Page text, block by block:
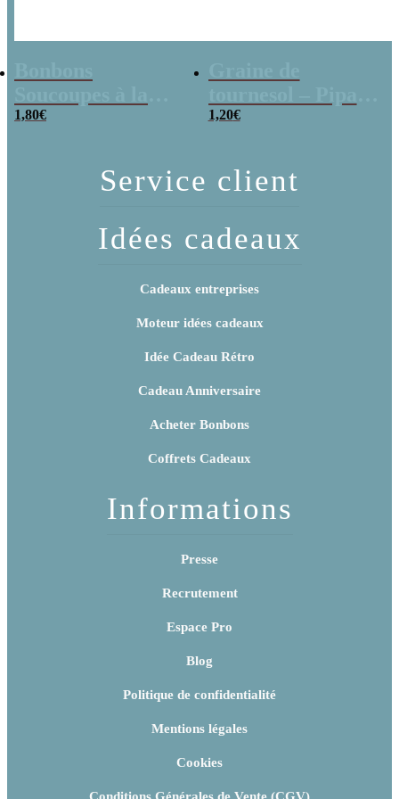
poudre (x20)
1,80€
x 3
1,20€
Service client
Idées cadeaux
Cadeaux entreprises
Moteur idées cadeaux
Idée Cadeau Rétro
Cadeau Anniversaire
Acheter Bonbons
Coffrets Cadeaux
Informations
Presse
Recrutement
Espace Pro
Blog
Politique de confidentialité
Mentions légales
Cookies
Conditions Générales de Vente (CGV)